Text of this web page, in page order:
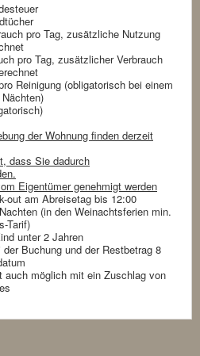
pro Tag, zusätzliche Nutzung
pro Tag, zusätzlicher Verbrauch
Reinigung (obligatorisch bei einem
der Wohnung finden derzeit
dass Sie dadurch
Eigentümer genehmigt werden
out am Abreisetag bis 12:00
(in den Weinachtsferien min.
Tarif)
unter 2 Jahren
Buchung und der Restbetrag 8
auch möglich mit ein Zuschlag von